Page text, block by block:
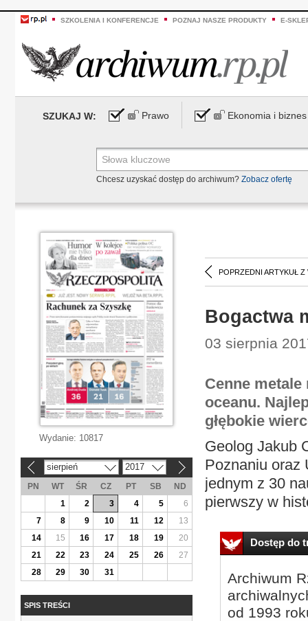
SZKOLENIA I KONFERENCJE POZNAJ NASZE PRODUKTY E-
SZUKAJ W: Prawo Ekonomia i biznes
Chcesz uzyskać dostęp do archiwum? Zobacz ofertę
POPRZEDNI ARTYKUŁ Z
Bogactwa
03 sierpnia
Cenne metale
oceanu.
głębokie
Geolog Jakub
Poznaniu oraz
jednym z 30
pierwszy w
Dostęp do
Archiwum
od 1993
Wydanie: 10817
sierpień 2017
PN WT ŚR CZ PT SB
ND
1
2 3 4 5
6
7
8 9 10 11 12
13
14
15 16 17 18 19
20
21
22 23 24 25 26
27
28
29 30 31
SPIS TREŚCI